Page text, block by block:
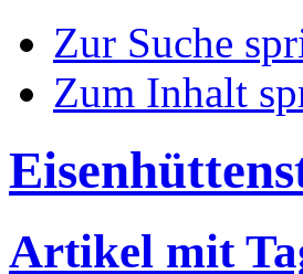
Zur Suche
Zum Inhalt
Artikel mit